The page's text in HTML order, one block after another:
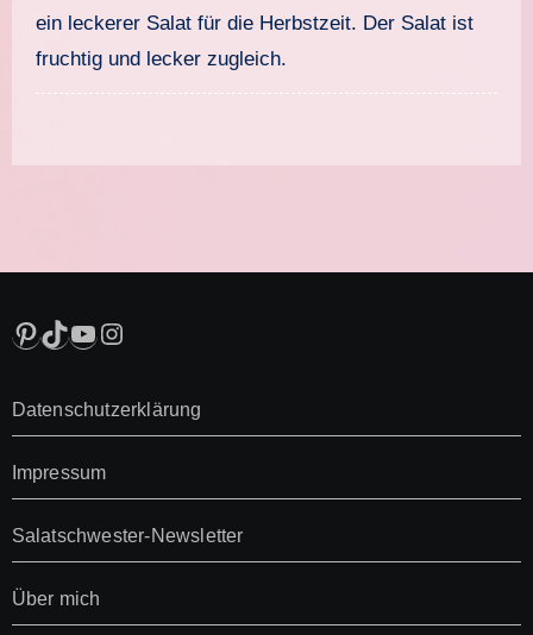
ein leckerer Salat für die Herbstzeit. Der Salat ist
fruchtig und lecker zugleich.
Pinterest
TikTok
YouTube
Instagram
Datenschutzerklärung
Impressum
Salatschwester-Newsletter
Über mich